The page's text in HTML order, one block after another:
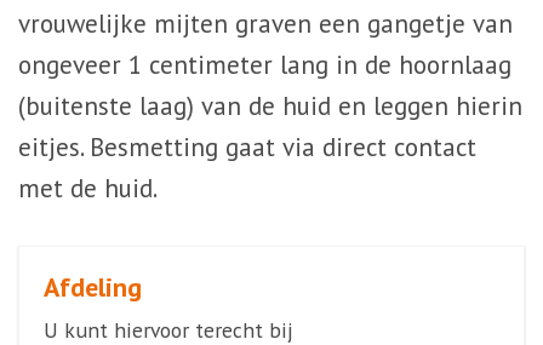
vrouwelijke mijten graven een gangetje van
ongeveer 1 centimeter lang in de hoornlaag
(buitenste laag) van de huid en leggen hierin
eitjes. Besmetting gaat via direct contact
met de huid.
Afdeling
U kunt hiervoor terecht bij